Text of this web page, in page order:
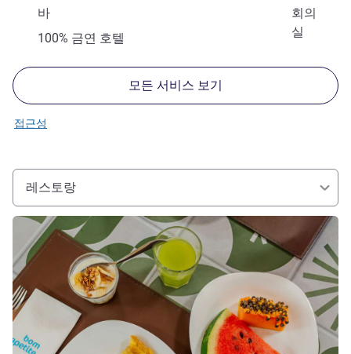
바
회의
실
100% 금연 호텔
모든 서비스 보기
접근성
레스토랑
세부 정보 보기